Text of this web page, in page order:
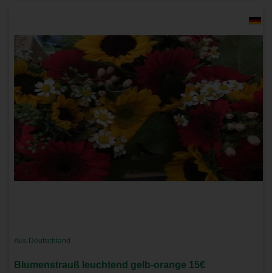
Aus Deutschland
Blumenstrauß leuchtend gelb-orange 15€